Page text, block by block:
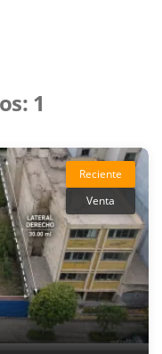
1
Reciente
Venta